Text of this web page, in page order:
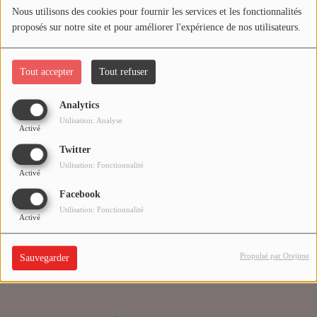
Nous utilisons des cookies pour fournir les services et les fonctionnalités
proposés sur notre site et pour améliorer l'expérience de nos utilisateurs.
Tout accepter Tout refuser
Analytics
Activé
Utilisation: Analyse
Twitter
Activé
Utilisation: Fonctionnalité
Facebook
Activé
Utilisation: Fonctionnalité
Sauvegarder Propulsé par Orejime
Médias
PODCASTS
Agenda
Titres diffusés
Se connecter
Oups, vous avez
rencontré une erreur.
Il semble que la page que vous recherchez n’existe plus.